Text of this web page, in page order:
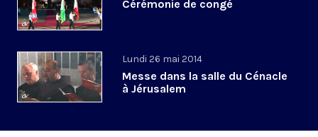
Cérémonie de congé
Lundi 26 mai 2014
Messe dans la salle du Cénacle
à Jérusalem